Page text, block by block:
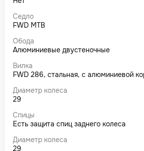
Седло
FWD MTB
Обода
Алюминиевые двустеночные
Вилка
FWD 286, стальная, с алюминиевой
Диаметр колеса
29
Спицы
Есть защита спиц заднего колеса
Диаметр колеса
29